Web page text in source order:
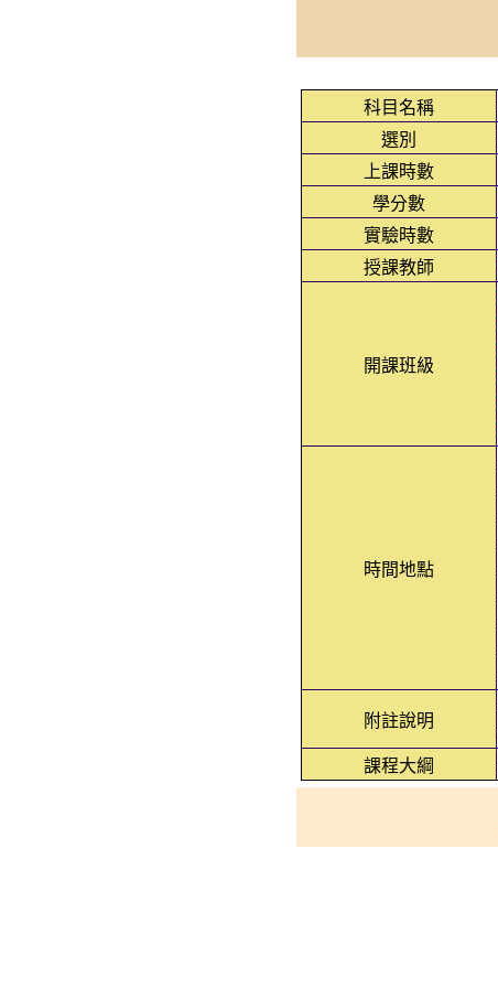
科目名稱
選別
上課時數
學分數
實驗時數
授課教師
開課班級
時間地點
附註說明
課程大綱